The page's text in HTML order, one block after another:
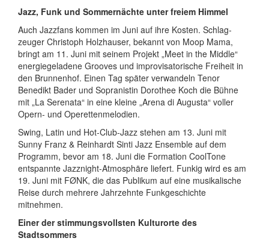
Jazz, Funk und Sommernächte unter freiem Himmel
Auch Jazzfans kommen im Juni auf ihre Kosten. Schlag­
zeuger Christoph Holzhauser, bekannt von Moop Mama,
bringt am 11. Juni mit seinem Projekt „Meet in the Middle“
energie­geladene Grooves und improvi­satorische Freiheit in
den Brunnenhof. Einen Tag später verwandeln Tenor
Benedikt Bader und Sopra­nistin Dorothee Koch die Bühne
mit „La Serenata“ in eine kleine „Arena di Augusta“ voller
Opern- und Operetten­melodien.
Swing, Latin und Hot-Club-Jazz stehen am 13. Juni mit
Sunny Franz & Reinhardt Sinti Jazz Ensemble auf dem
Programm, bevor am 18. Juni die Formation CoolTone
entspannte Jazznight-Atmosphäre liefert. Funkig wird es am
19. Juni mit FØNK, die das Publikum auf eine musi­kalische
Reise durch mehrere Jahr­zehnte Funk­geschichte
mitnehmen.
Einer der stimmungsvollsten Kulturorte des
Stadtsommers